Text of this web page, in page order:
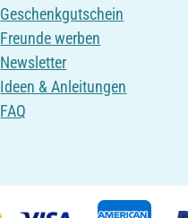
Geschenkgutschein
Freunde werben
Newsletter
Ideen & Anleitungen
FAQ